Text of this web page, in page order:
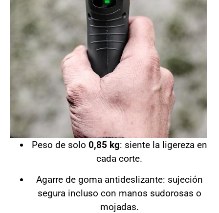
Peso de solo 0,85 kg: siente la ligereza en
cada corte.
Agarre de goma antideslizante: sujeción
segura incluso con manos sudorosas o
mojadas.